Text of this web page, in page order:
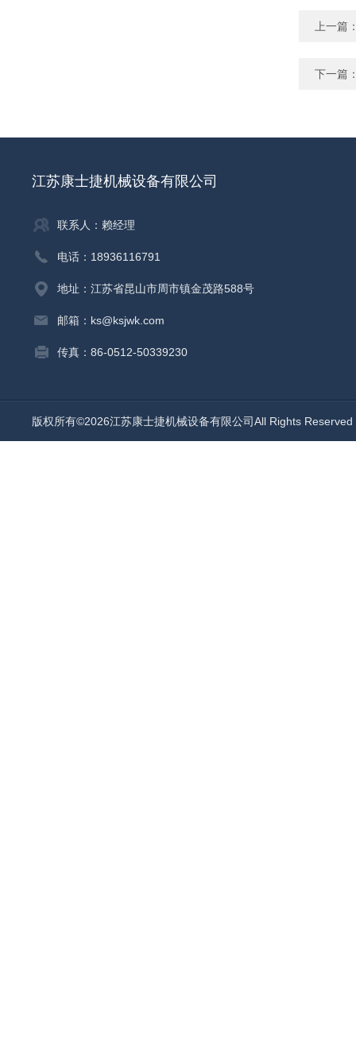
上一篇
下一篇
江苏康士捷机械设备有限公司
联系人：赖经理
电话：18936116791
地址：江苏省昆山市周市镇金茂路588号
邮箱：ks@ksjwk.com
传真：86-0512-50339230
版权所有©2026江苏康士捷机械设备有限公司All Rights